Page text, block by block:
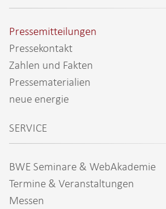
Pressemitteilungen
Pressekontakt
Zahlen und Fakten
Pressematerialien
neue energie
SERVICE
BWE Seminare & WebAkademie
Termine & Veranstaltungen
Messen